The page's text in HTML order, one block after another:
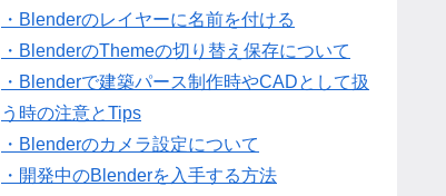
・Blenderのレイヤーに名前を付ける
・BlenderのThemeの切り替え保存について
・Blenderで建築パース制作時やCADとして扱
う時の注意とTips
・Blenderのカメラ設定について
・開発中のBlenderを入手する方法